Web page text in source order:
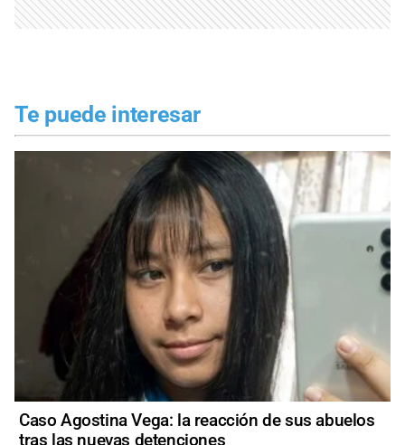
Te puede interesar
Caso Agostina Vega: la reacción de sus abuelos
tras las nuevas detenciones